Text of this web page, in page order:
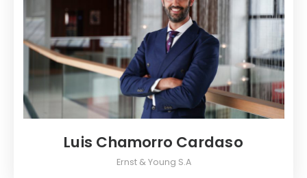
Luis Chamorro Cardaso
Ernst & Young S.A